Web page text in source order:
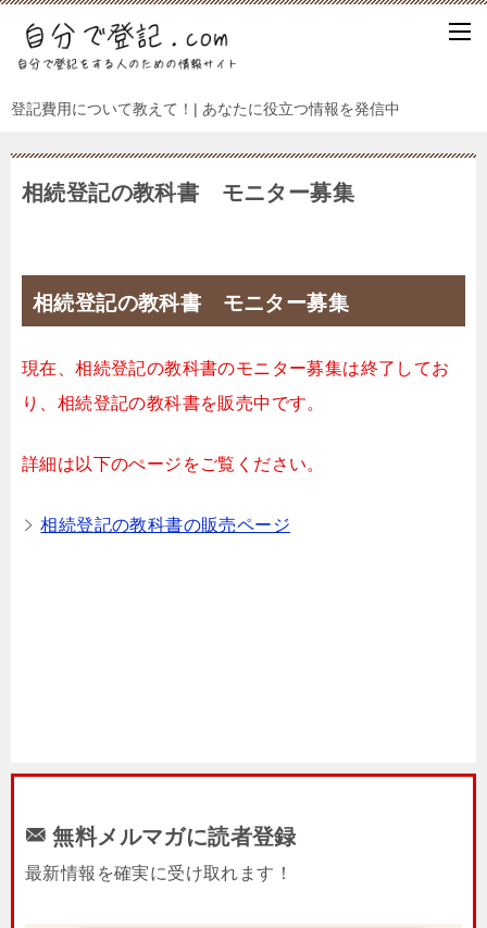
登記費用について教えて！| あなたに役立つ情報を発信中
相続登記の教科書 モニター募集
相続登記の教科書 モニター募集
現在、相続登記の教科書のモニター募集は終了してお
り、相続登記の教科書を販売中です。
詳細は以下のぺージをご覧ください。
相続登記の教科書の販売ページ
無料メルマガに読者登録
最新情報を確実に受け取れます！